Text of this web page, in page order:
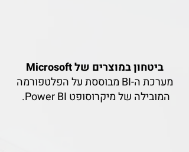
ביטחון במוצרים של Microsoft
מערכת ה-BI מבוססת על הפלטפורמה
המובילה של מיקרוסופט Power BI.